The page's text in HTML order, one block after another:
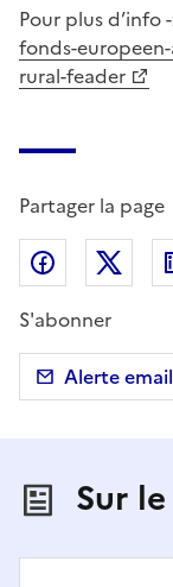
Pour plus d’info
fonds-
rural-feader
Partager la page
Partager
S'abonner
Alerte email
Sur